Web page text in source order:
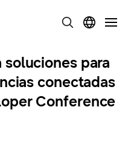
para
conectadas
Conference